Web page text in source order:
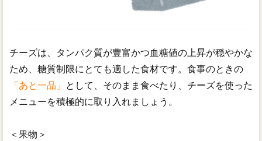
チーズは、タンパク質が豊富かつ血糖値の上昇が穏やかな
ため、糖質制限にとても適した食材です。食事のときの
「あと一品」
として、そのまま食べたり、チーズを使った
メニューを積極的に取り入れましょう。
＜果物＞